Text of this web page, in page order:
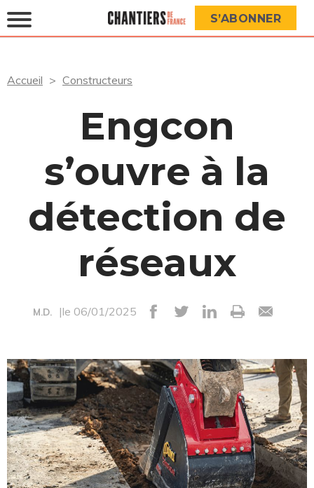
S’ABONNER
Accueil Constructeurs
Engcon
s’ouvre à la
détection de
réseaux
M.D. |le 06/01/2025